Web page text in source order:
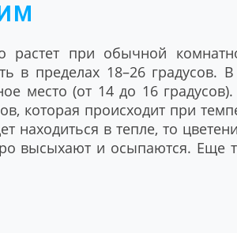
при обычной
в пределах 18–26 градусов.
место (от 14 до 16
которая происходит при
находиться в тепле, то
высыхают и осыпаются. Еще